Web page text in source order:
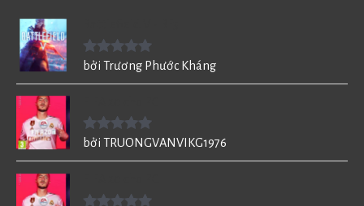
Được xếp
bởi Trương Phước Kháng
Được xếp
bởi TRUONGVANVIKG1976